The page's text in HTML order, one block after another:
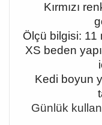
Kırmızı
Ölçü bilgisi: 11
XS beden
Kedi boyun
Günlük